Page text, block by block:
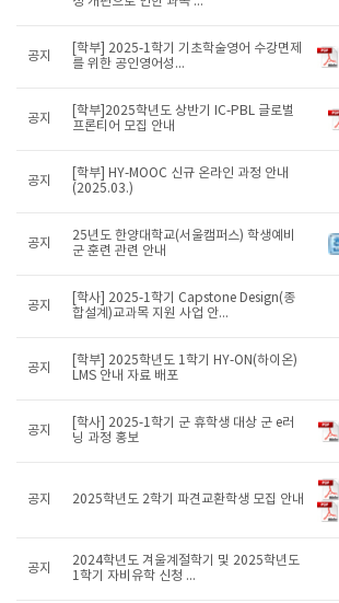
공지
[학부] 2025-1학기 기초학술영어 수강면제
를 위한 공인영어성...
공지
[학부]2025학년도 상반기 IC-PBL 글로벌
프론티어 모집 안내
공지
[학부] HY-MOOC 신규 온라인 과정 안내
(2025.03.)
공지
25년도 한양대학교(서울캠퍼스) 학생예비
군 훈련 관련 안내
공지
[학사] 2025-1학기 Capstone Design(종
합설계)교과목 지원 사업 안...
공지
[학부] 2025학년도 1학기 HY-ON(하이온)
LMS 안내 자료 배포
공지
[학사] 2025-1학기 군 휴학생 대상 군 e러
닝 과정 홍보
공지 2025학년도 2학기 파견교환학생 모집 안내
공지
2024학년도 겨울계절학기 및 2025학년도
1학기 자비유학 신청 ...